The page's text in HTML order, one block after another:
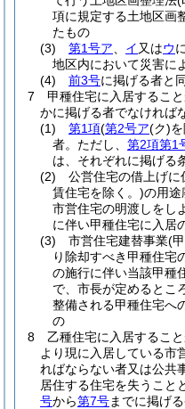
項に規定する土地区画
たもの
(3)
第1号ア イ 又はウ
地区内において災害に
(4)
前3号に掲げる者と
7
甲種住宅に入居すること
かに掲げる者でなければ
(1)
第1項(第2号ア(ク)
者。 ただし、 第2項第1
は、それぞれに掲げる
(2)
公営住宅の借上げ
賃住宅を除く。)の用途
市営住宅の明渡しをし
に伴い甲種住宅に入居
(3)
市営住宅建替事業(
り除却すべき甲種住宅
の施行に伴い当該甲種
で、市長が定めるとこ
整備される甲種住宅へ
の
8
乙種住宅に入居すること
より現に入居している市
ればならない者又は公共
居住する住宅を失うこと
号から第7号までに掲げ